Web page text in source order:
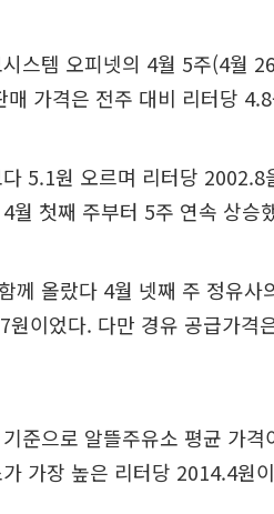
스템 오피넷의 4월 5주(4월
매 가격은 전주 대비 리터당
5.1원 오르며 리터당
월 첫째 주부터 5주 연속 상승
께 올랐다 4월 넷째 주 정유사
이었다. 다만 경유 공급가격
준으로 알뜰주유소 평균 가
가장 높은 리터당 2014.4원